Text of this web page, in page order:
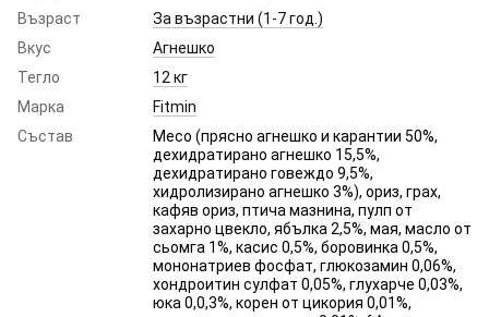
Възраст
За възрастни (1-7 год.)
Вкус
Агнешко
Тегло
12 кг
Марка
Fitmin
Състав
Месо (прясно агнешко и карантии 50%,
дехидратирано агнешко 15,5%,
дехидратирано говеждо 9,5%,
хидролизирано агнешко 3%), ориз, грах,
кафяв ориз, птича мазнина, пулп от
захарно цвекло, ябълка 2,5%, мая, масло от
сьомга 1%, касис 0,5%, боровинка 0,5%,
мононатриев фосфат, глюкозамин 0,06%,
хондроитин сулфат 0,05%, глухарче 0,03%,
юка 0,0,3%, корен от цикория 0,01%,